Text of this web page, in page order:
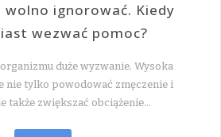
ignorować. Kiedy
wezwać pomoc?
duże wyzwanie. Wysoka
nie tylko powodować zmęczenie i
także zwiększać obciążenie…